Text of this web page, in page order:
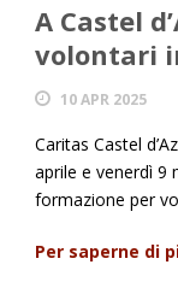
A Castel
volontari
10 APR 2025
Caritas Castel
aprile e venerdì 9
formazione per
Per saperne di